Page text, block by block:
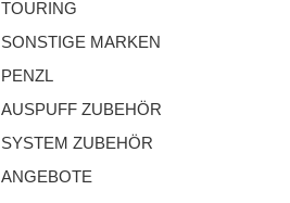
TOURING
SONSTIGE MARKEN
PENZL
AUSPUFF ZUBEHÖR
SYSTEM ZUBEHÖR
ANGEBOTE